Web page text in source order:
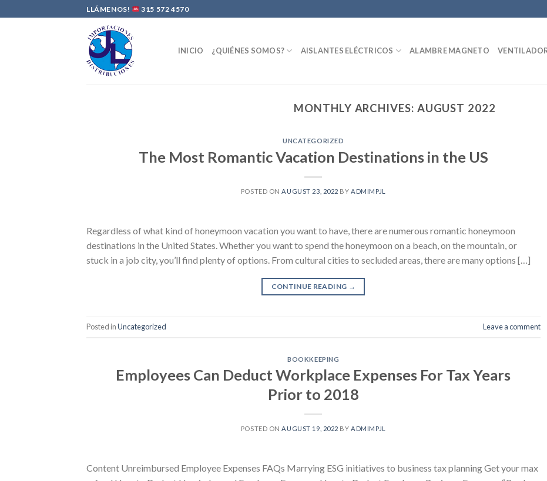
to
LLÁMENOS! 315 572 4570
INICIO ¿QUIÉNES SOMOS? AISLANTES ELÉCTRICOS ALAMBRE MAGNETO
MONTHLY ARCHIVES: AUGUST 2022
UNCATEGORIZED
The Most Romantic Vacation Destinations in the US
POSTED ONAUGUST 23, 2022 BYADMIMPJL
Regardless of what kind of honeymoon vacation you want to have, there are numerous romantic honeymoon
destinations in the United States. Whether you want to spend the honeymoon on a beach, on the mountain, or
stuck in a job city, you’ll find plenty of options. From cultural cities to secluded areas, there are many options […]
CONTINUE READING →
Posted inUncategorized Leave a comment
BOOKKEEPING
Employees Can Deduct Workplace Expenses For Tax Years
Prior to 2018
POSTED ONAUGUST 19, 2022 BYADMIMPJL
Content Unreimbursed Employee Expenses FAQs Marrying ESG initiatives to business tax planning Get your max